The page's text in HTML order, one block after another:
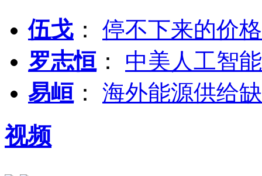
伍戈 ： 停不下来的价
罗志恒 ： 中美人工智
易峘 ： 海外能源供给
视频